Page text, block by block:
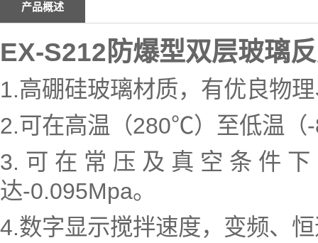
产品概述
EX-S212 防爆型双层玻璃
1.高硼硅玻璃材质，有优良物
2.可在高温（280℃）至低温
3.可在常压及真空条件
达-0.095Mpa。
4.数字显示搅拌速度，变频、